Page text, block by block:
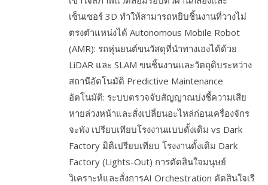
เซ็นเซอร์ 3D ทำให้สามารถหยิบชิ้นงานที่วางไม่
ตรงตำแหน่งได้ Autonomous Mobile Robot
(AMR): รถหุ่นยนต์ขนวัสดุที่นำทางเองได้ด้วย
LiDAR และ SLAM ขนชิ้นงานและวัตถุดิบระหว่าง
สถานีอัตโนมัติ Predictive Maintenance
อัตโนมัติ: ระบบตรวจจับสัญญาณบ่งชี้ความเสีย
หายล่วงหน้าและสั่งเปลี่ยนอะไหล่ก่อนเครื่องจักร
จะพัง เปรียบเทียบโรงงานแบบดั้งเดิม vs Dark
Factory มิติเปรียบเทียบ โรงงานดั้งเดิม Dark
Factory (Lights-Out) การตัดสินใจมนุษย์
วิเคราะห์และสั่งการAI Orchestration ตัดสินใจเรี